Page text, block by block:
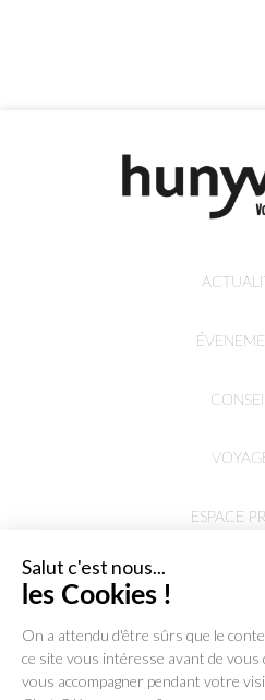
ESPACE
Salut c'est nous...
les Cookies !
On a attendu d'être sûrs que le
ce site vous intéresse avant de vous
vous accompagner pendant votre